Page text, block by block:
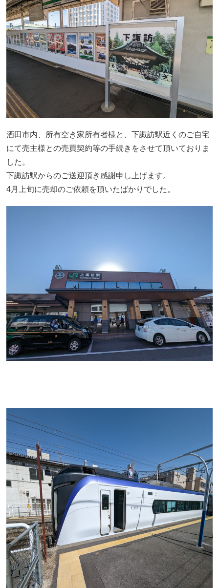
酒田市内、所有空き家所有者様と、下諏訪駅近くのご自宅
にて売主様との売買契約等の手続きをさせて頂いておりま
した。
下諏訪駅からのご送迎頂き感謝申し上げます。
4月上旬に売却のご依頼を頂いたばかりでした。